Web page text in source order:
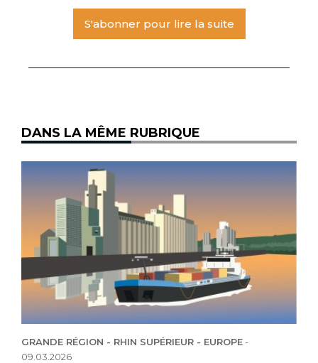
S'abonner pour lire la suite
DANS LA MÊME RUBRIQUE
GRANDE RÉGION - RHIN SUPÉRIEUR - EUROPE-
09.03.2026